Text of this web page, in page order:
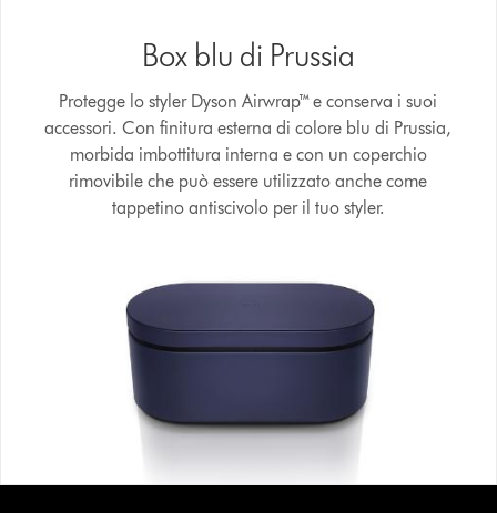
Box blu di Prussia
Protegge lo styler Dyson Airwrap™ e conserva i suoi
accessori. Con finitura esterna di colore blu di Prussia,
morbida imbottitura interna e con un coperchio
rimovibile che può essere utilizzato anche come
tappetino antiscivolo per il tuo styler.